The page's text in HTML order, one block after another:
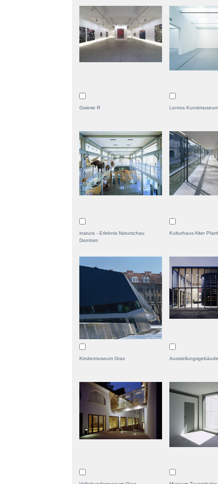
Galerie R Lentos Kunstmuseum
inatura - Erlebnis Naturschau
Dornbirn
Kulturhaus Alter
Kindermuseum Graz